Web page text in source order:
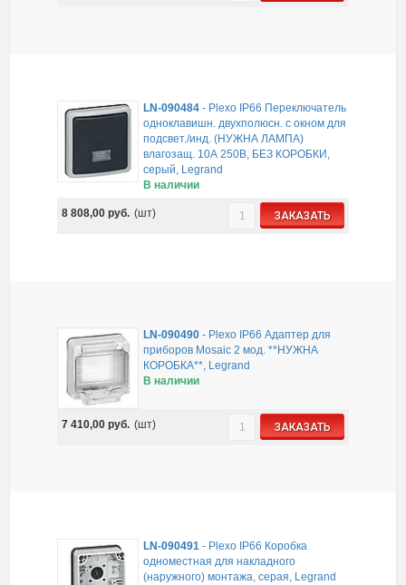
LN-090484- Plexo IP66 Переключатель
одноклавишн. двухполюсн. с окном для
подсвет./инд. (НУЖНА ЛАМПА)
влагозащ. 10А 250В, БЕЗ КОРОБКИ,
серый, Legrand
В наличии
8 808,00 руб. (шт) ЗАКАЗАТЬ
LN-090490- Plexo IP66 Адаптер для
приборов Mosaic 2 мод. **НУЖНА
КОРОБКА**, Legrand
В наличии
7 410,00 руб. (шт) ЗАКАЗАТЬ
LN-090491- Plexo IP66 Коробка
одноместная для накладного
(наружного) монтажа, серая, Legrand